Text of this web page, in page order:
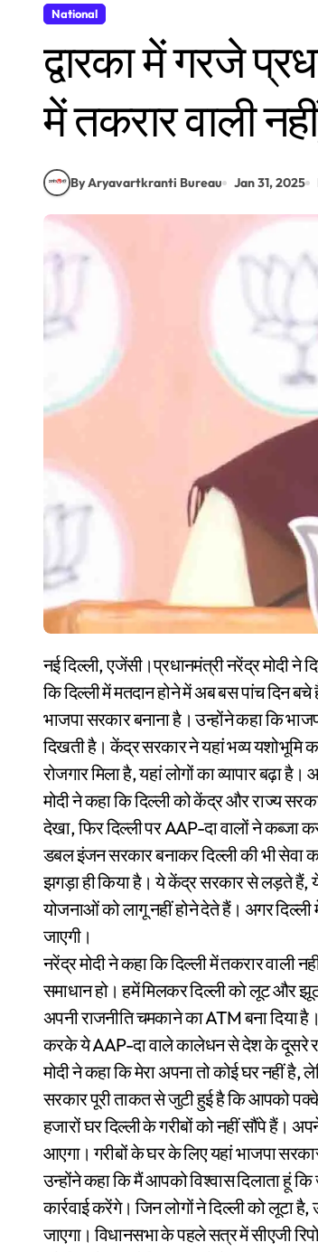
National
द्वारका में गरजे
में तकरार वाली
By Aryavartkranti Bureau Jan 31, 2025
नई दिल्ली, एजेंसी।प्रधानमंत्री नरेंद्र मोदी ने दिल्ली चुनाव को लेकर द्वारका में एक जनसभा को संबोधित किया। नरेंद्र मोदी ने कहा
कि दिल्ली में मतदान होने में अब बस पांच दिन
भाजपा सरकार बनाना है। उन्होंने कहा कि
दिखती है। केंद्र सरकार ने यहां भव्य यशोभूमि
रोजगार मिला है, यहां लोगों का व्यापार बढ़ा
मोदी ने कहा कि दिल्ली को केंद्र और राज्य
देखा, फिर दिल्ली पर AAP-दा वालों ने
डबल इंजन सरकार बनाकर दिल्ली की भी सेवा
झगड़ा ही किया है। ये केंद्र सरकार से लड़ते हैं,
योजनाओं को लागू नहीं होने देते हैं। अगर दिल्ली
जाएगी।
नरेंद्र मोदी ने कहा कि दिल्ली में तकरार वाली
समाधान हो। हमें मिलकर दिल्ली को लूट और
अपनी राजनीति चमकाने का ATM बना दिया
करके ये AAP-दा वाले कालेधन से देश के दूसरे
मोदी ने कहा कि मेरा अपना तो कोई घर नहीं
सरकार पूरी ताकत से जुटी हुई है कि आपको
हजारों घर दिल्ली के गरीबों को नहीं सौंपे हैं।
आएगा। गरीबों के घर के लिए यहां भाजपा
उन्होंने कहा कि मैं आपको विश्वास दिलाता हूं
कार्रवाई करेंगे। जिन लोगों ने दिल्ली को लूटा
जाएगा। विधानसभा के पहले सत्र में सीएजी